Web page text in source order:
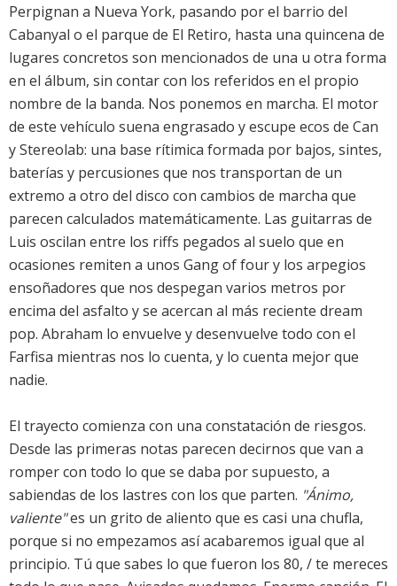
Perpignan a Nueva York, pasando por el barrio del
Cabanyal o el parque de El Retiro, hasta una quincena de
lugares concretos son mencionados de una u otra forma
en el álbum, sin contar con los referidos en el propio
nombre de la banda. Nos ponemos en marcha. El motor
de este vehículo suena engrasado y escupe ecos de Can
y Stereolab: una base rítimica formada por bajos, sintes,
baterías y percusiones que nos transportan de un
extremo a otro del disco con cambios de marcha que
parecen calculados matemáticamente. Las guitarras de
Luis oscilan entre los riffs pegados al suelo que en
ocasiones remiten a unos Gang of four y los arpegios
ensoñadores que nos despegan varios metros por
encima del asfalto y se acercan al más reciente dream
pop. Abraham lo envuelve y desenvuelve todo con el
Farfisa mientras nos lo cuenta, y lo cuenta mejor que
nadie.
El trayecto comienza con una constatación de riesgos.
Desde las primeras notas parecen decirnos que van a
romper con todo lo que se daba por supuesto, a
sabiendas de los lastres con los que parten. "Ánimo,
valiente"es un grito de aliento que es casi una chufla,
porque si no empezamos así acabaremos igual que al
principio. Tú que sabes lo que fueron los 80, / te mereces